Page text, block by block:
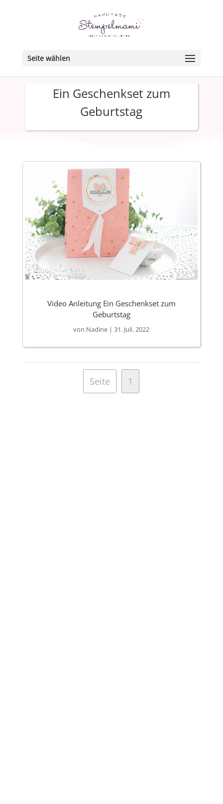
Seite wählen
Ein Geschenkset zum
Geburtstag
Video Anleitung Ein Geschenkset zum
Geburtstag
von Nadine |31. Juli. 2022
Seite 1